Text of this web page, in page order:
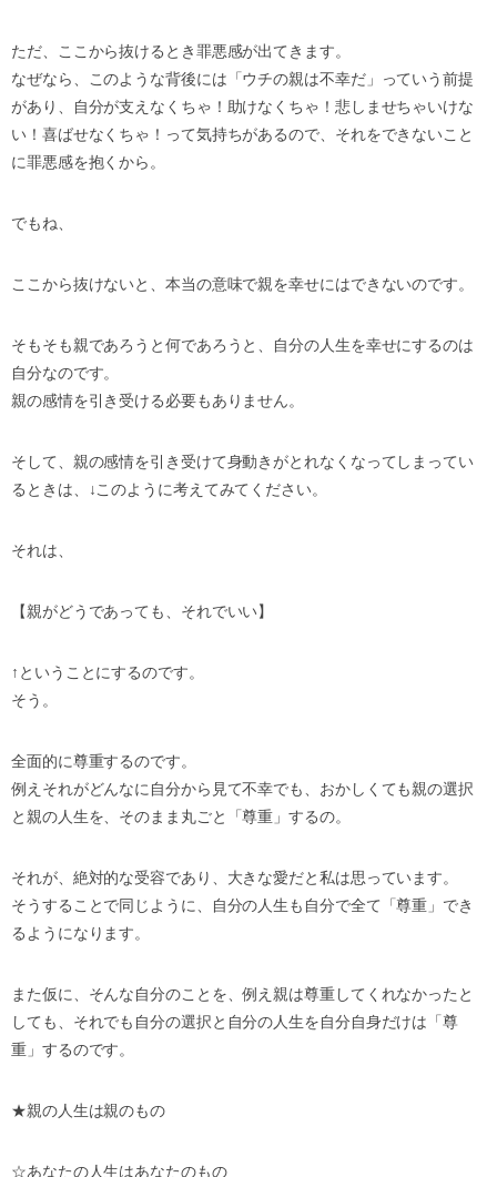
ただ、ここから抜けるとき罪悪感が出てきます。
なぜなら、このような背後には「ウチの親は不幸だ」っていう前提
があり、自分が支えなくちゃ！助けなくちゃ！悲しませちゃいけな
い！喜ばせなくちゃ！って気持ちがあるので、それをできないこと
に罪悪感を抱くから。
でもね、
ここから抜けないと、本当の意味で親を幸せにはできないのです。
そもそも親であろうと何であろうと、自分の人生を幸せにするのは
自分なのです。
親の感情を引き受ける必要もありません。
そして、親の感情を引き受けて身動きがとれなくなってしまってい
るときは、↓このように考えてみてください。
それは、
【親がどうであっても、それでいい】
↑ということにするのです。
そう。
全面的に尊重するのです。
例えそれがどんなに自分から見て不幸でも、おかしくても親の選択
と親の人生を、そのまま丸ごと「尊重」するの。
それが、絶対的な受容であり、大きな愛だと私は思っています。
そうすることで同じように、自分の人生も自分で全て「尊重」でき
るようになります。
また仮に、そんな自分のことを、例え親は尊重してくれなかったと
しても、それでも自分の選択と自分の人生を自分自身だけは「尊
重」するのです。
★親の人生は親のもの
☆あなたの人生はあなたのもの